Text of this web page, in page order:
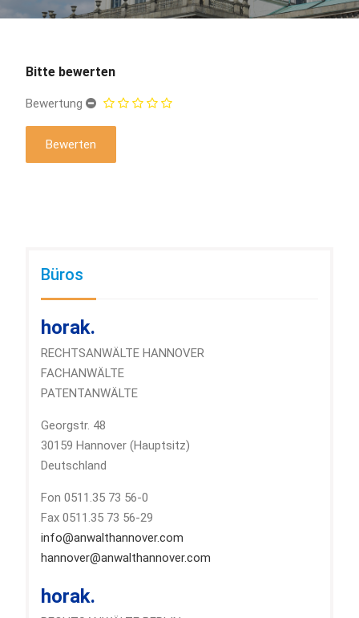
Bitte bewerten
Bewertung
Büros
horak.
RECHTSANWÄLTE HANNOVER
FACHANWÄLTE
PATENTANWÄLTE
Georgstr. 48
30159 Hannover (Hauptsitz)
Deutschland
Fon 0511.35 73 56-0
Fax 0511.35 73 56-29
info@anwalthannover.com
hannover@anwalthannover.com
horak.